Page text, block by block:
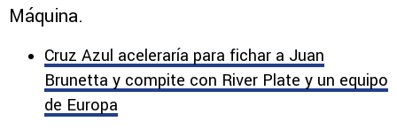
Máquina.
Cruz Azul aceleraría para fichar a Juan
Brunetta y compite con River Plate y un equipo
de Europa